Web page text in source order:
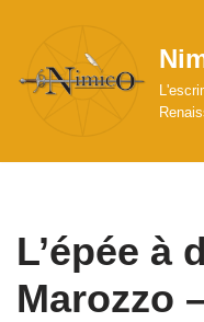
au
L’épée à
Marozzo